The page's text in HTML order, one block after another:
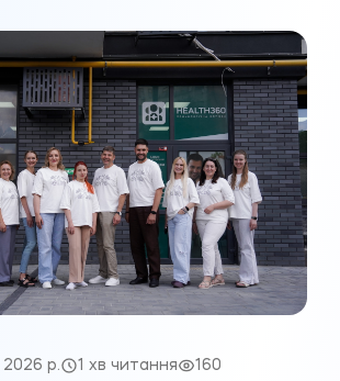
р. 1 хв читання 160